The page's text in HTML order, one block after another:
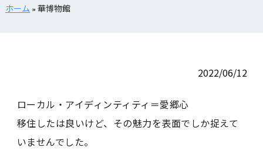
ホーム » 華博物館
2022/06/12
ローカル・アイディンティティ＝愛郷心
移住したは良いけど、その魅力を表面でしか捉えて
いませんでした。